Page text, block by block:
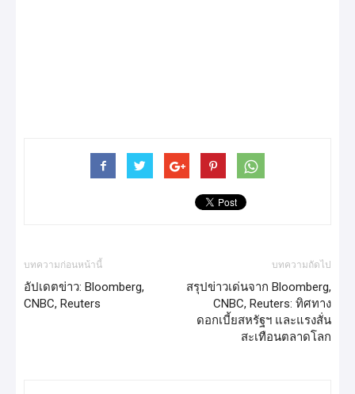
บทความก่อนหน้านี้
อัปเดตข่าว: Bloomberg,
CNBC, Reuters
บทความถัดไป
สรุปข่าวเด่นจาก Bloomberg,
CNBC, Reuters: ทิศทาง
ดอกเบี้ยสหรัฐฯ และแรงสั่น
สะเทือนตลาดโลก